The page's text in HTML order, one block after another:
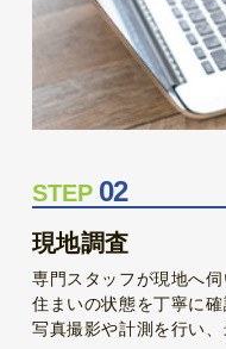
STEP 02
現地調査
専門スタッフが現地へ伺
住まいの状態を丁寧に確
写真撮影や計測を行い